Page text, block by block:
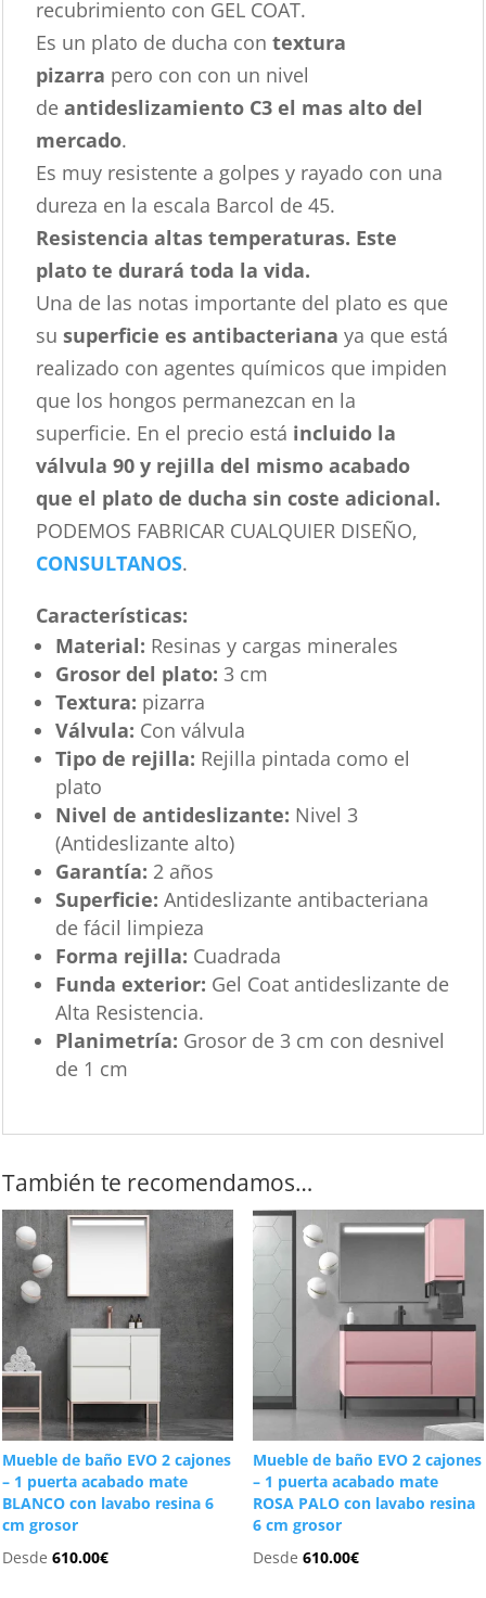
recubrimiento con GEL COAT.
Es un plato de ducha con textura
pizarra pero con con un nivel
deantideslizamiento C3 el mas alto del
mercado.
Es muy resistente a golpes y rayado con una
dureza en la escala Barcol de 45.
Resistencia altas temperaturas. Este
plato te durará toda la vida.
Una de las notas importante del plato es que
susuperficie es antibacterianaya que está
realizado con agentes químicos que impiden
que los hongos permanezcan en la
superficie. En el precio está incluido la
válvula 90 y rejilla del mismo acabado
que el plato de ducha sin coste adicional.
PODEMOS FABRICAR CUALQUIER DISEÑO,
CONSULTANOS.
Características:
Material: Resinas y cargas minerales
Grosor del plato: 3 cm
Textura: pizarra
Válvula: Con válvula
Tipo de rejilla: Rejilla pintada como el
plato
Nivel de antideslizante: Nivel 3
(Antideslizante alto)
Garantía: 2 años
Superficie: Antideslizante antibacteriana
de fácil limpieza
Forma rejilla: Cuadrada
Funda exterior: Gel Coat antideslizante de
Alta Resistencia.
Planimetría: Grosor de 3 cm con desnivel
de 1 cm
También te recomendamos…
Mueble de baño EVO 2 cajones
– 1 puerta acabado mate
BLANCO con lavabo resina 6
cm grosor
Desde610.00€
Mueble de baño EVO 2 cajones
– 1 puerta acabado mate
ROSA PALO con lavabo resina
6 cm grosor
Desde 610.00€